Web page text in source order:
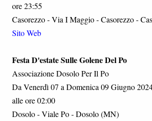
ore 23:55
Casorezzo - Via I Maggio - Casorezzo -
Sito Web
Festa D'estate Sulle Golene Del Po
Associazione Dosolo Per Il Po
Da Venerdì 07 a Domenica 09 Giugno
alle ore 02:00
Dosolo - Viale Po - Dosolo (MN)